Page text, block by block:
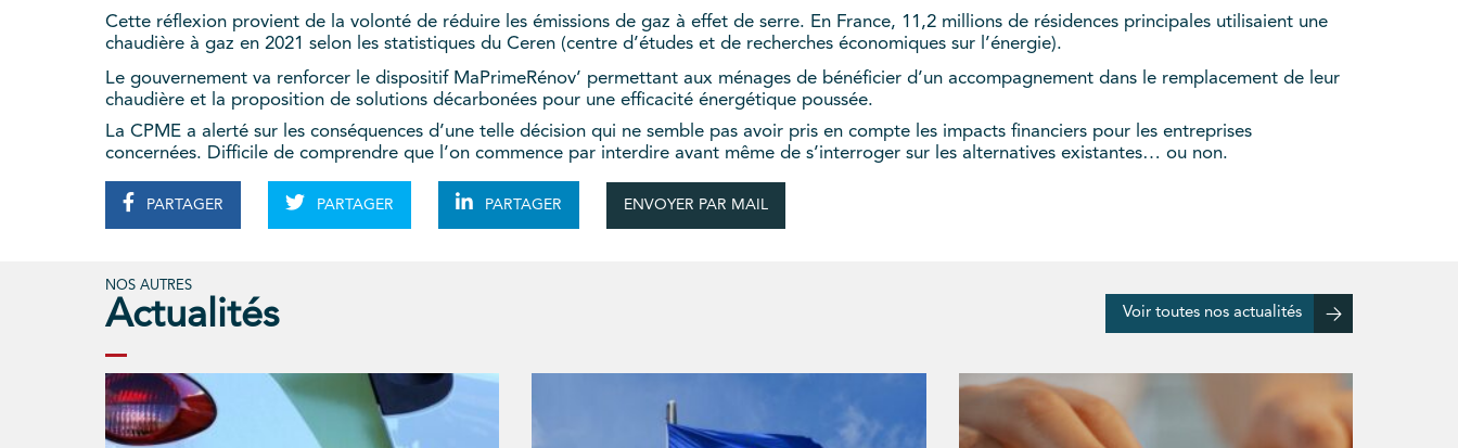
Cette réflexion provient de la volonté de réduire les émissions de gaz à effet de serre. En France, 11,2 millions de résidences principales utilisaient une
chaudière à gaz en 2021 selon les statistiques du Ceren (centre d’études et de recherches économiques sur l’énergie).
Le gouvernement va renforcer le dispositif MaPrimeRénov’ permettant aux ménages de bénéficier d’un accompagnement dans le remplacement de leur
chaudière et la proposition de solutions décarbonées pour une efficacité énergétique poussée.
La CPME a alerté sur les conséquences d’une telle décision qui ne semble pas avoir pris en compte les impacts financiers pour les entreprises
concernées. Difficile de comprendre que l’on commence par interdire avant même de s’interroger sur les alternatives existantes… ou non.
PARTAGER PARTAGER PARTAGER ENVOYER PAR MAIL
NOS AUTRES
Actualités Voir toutes nos actualités